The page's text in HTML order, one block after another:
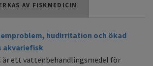
AV FISKMEDICIN
hudirritation och ökad
akvariefisk
är ett vattenbehandlingsmedel för